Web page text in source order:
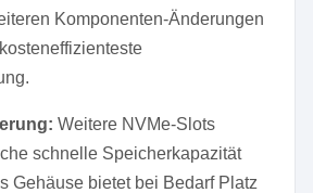
Komponenten-Änderungen
Weitere NVMe-Slots
schnelle Speicherkapazität
Gehäuse bietet bei Bedarf Platz